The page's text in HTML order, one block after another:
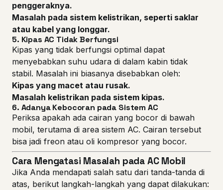
penggeraknya.
Masalah pada sistem kelistrikan, seperti saklar
atau kabel yang longgar.
5. Kipas AC Tidak Berfungsi
Kipas yang tidak berfungsi optimal dapat
menyebabkan suhu udara di dalam kabin tidak
stabil. Masalah ini biasanya disebabkan oleh:
Kipas yang macet atau rusak.
Masalah kelistrikan pada sistem kipas.
6. Adanya Kebocoran pada Sistem AC
Periksa apakah ada cairan yang bocor di bawah
mobil, terutama di area sistem AC. Cairan tersebut
bisa jadi freon atau oli kompresor yang bocor.
Cara Mengatasi Masalah pada AC Mobil
Jika Anda mendapati salah satu dari tanda-tanda di
atas, berikut langkah-langkah yang dapat dilakukan: